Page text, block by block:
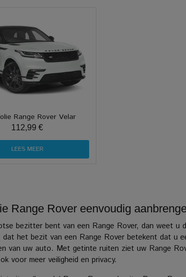
Range Rover Velar
112,99 €
LEES MEER
Range Rover eenvoudig
bezitter bent van een Range Rover, dan weet
dat het bezit van een Range Rover betekent dat u
van uw auto. Met getinte ruiten ziet uw Range
voor meer veiligheid en privacy.